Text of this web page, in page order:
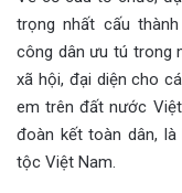
trọng nhất cấu
công dân ưu tú trong
xã hội, đại diện cho
em trên đất nước
đoàn kết toàn dân,
tộc Việt Nam.